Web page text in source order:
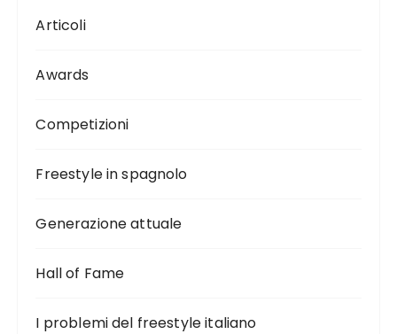
Articoli
Awards
Competizioni
Freestyle in spagnolo
Generazione attuale
Hall of Fame
I problemi del freestyle italiano